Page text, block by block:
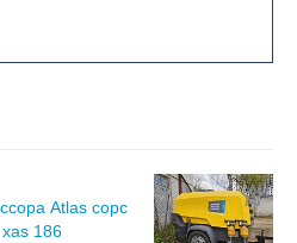
Atlas copc
186